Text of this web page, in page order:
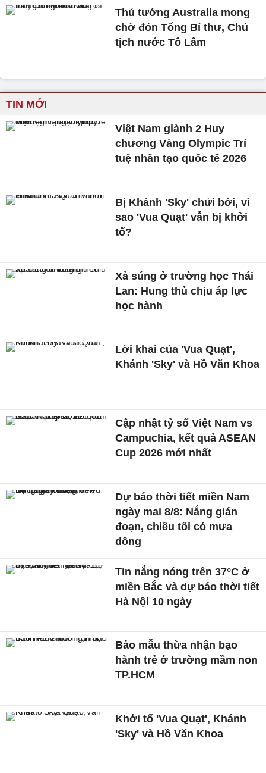
Thủ tướng Australia mong
chờ đón Tổng Bí thư, Chủ
tịch nước Tô Lâm
TIN MỚI
Việt Nam giành 2 Huy
chương Vàng Olympic Trí
tuệ nhân tạo quốc tế 2026
Bị Khánh 'Sky' chửi bới, vì
sao 'Vua Quạt' vẫn bị khởi
tố?
Xả súng ở trường học Thái
Lan: Hung thủ chịu áp lực
học hành
Lời khai của 'Vua Quạt',
Khánh 'Sky' và Hồ Văn Khoa
Cập nhật tỷ số Việt Nam vs
Campuchia, kết quả ASEAN
Cup 2026 mới nhất
Dự báo thời tiết miền Nam
ngày mai 8/8: Nắng gián
đoạn, chiều tối có mưa
dông
Tin nắng nóng trên 37°C ở
miền Bắc và dự báo thời tiết
Hà Nội 10 ngày
Bảo mẫu thừa nhận bạo
hành trẻ ở trường mầm non
TP.HCM
Khởi tố 'Vua Quạt', Khánh
'Sky' và Hồ Văn Khoa